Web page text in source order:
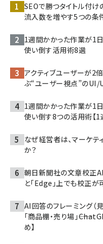
SEOで勝つタイトル付け
流入数を増やす5つの条
1週間かかった作業が1
使い倒す活用術8選
アクティブユーザーが2
ぶ“ユーザー視点”のUI/
1週間かかった作業が1
使い倒す8つの活用術【1
なぜ経営者は、マーケ
か？
朝日新聞社の文章校正AI
と「Edge」上でも校正が
AI回答のフレーミング（
「商品棚・売り場」
め】